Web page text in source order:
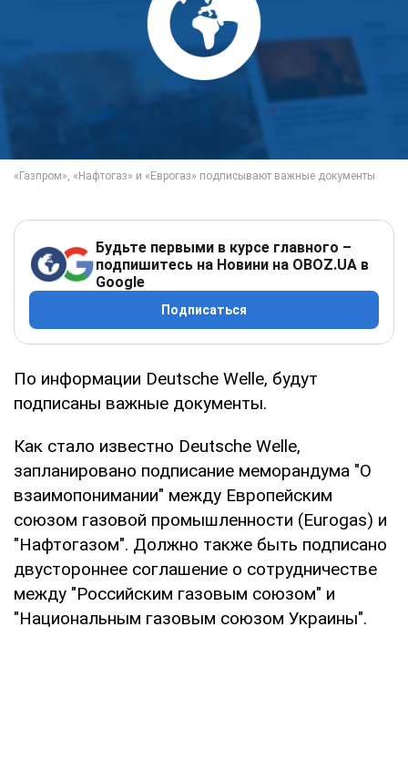
Будьте первыми в курсе главного –
подпишитесь на Новини на OBOZ.UA в
Google
Подписаться
По информации Deutsche Welle, будут
подписаны важные документы.
Как стало известно Deutsche Welle,
запланировано подписание меморандума "О
взаимопонимании" между Европейским
союзом газовой промышленности (Eurogas) и
"Нафтогазом". Должно также быть подписано
двустороннее соглашение о сотрудничестве
между "Российским газовым союзом" и
"Национальным газовым союзом Украины".